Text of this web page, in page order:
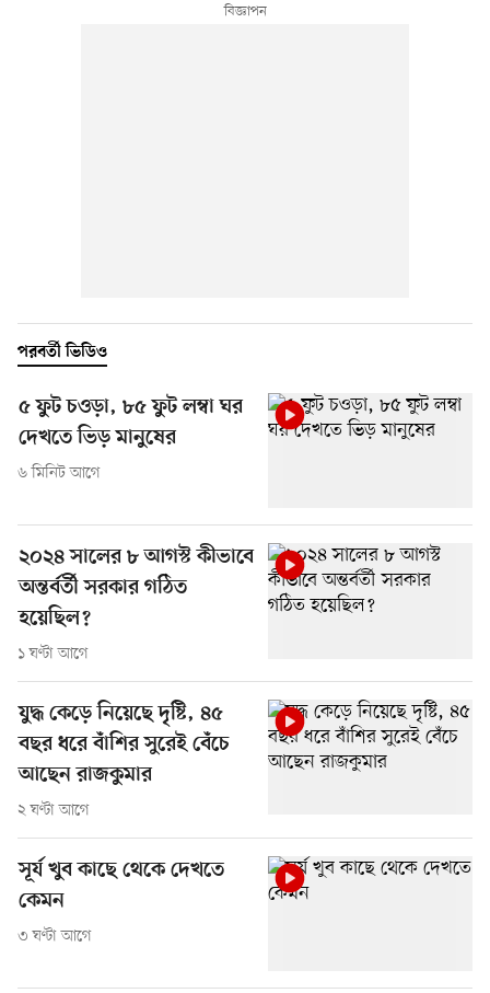
পরবর্তী ভিডিও
৫ ফুট চওড়া, ৮৫ ফুট লম্বা ঘর
দেখতে ভিড় মানুষের
৬ মিনিট আগে
২০২৪ সালের ৮ আগস্ট কীভাবে
অন্তর্বর্তী সরকার গঠিত
হয়েছিল?
১ ঘণ্টা আগে
যুদ্ধ কেড়ে নিয়েছে দৃষ্টি, ৪৫
বছর ধরে বাঁশির সুরেই বেঁচে
আছেন রাজকুমার
২ ঘণ্টা আগে
সূর্য খুব কাছে থেকে দেখতে
কেমন
৩ ঘণ্টা আগে